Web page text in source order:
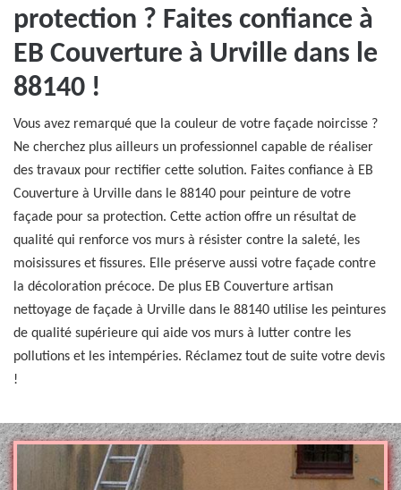
protection ? Faites confiance à
EB Couverture à Urville dans le
88140 !
Vous avez remarqué que la couleur de votre façade noircisse ?
Ne cherchez plus ailleurs un professionnel capable de réaliser
des travaux pour rectifier cette solution. Faites confiance à EB
Couverture à Urville dans le 88140 pour peinture de votre
façade pour sa protection. Cette action offre un résultat de
qualité qui renforce vos murs à résister contre la saleté, les
moisissures et fissures. Elle préserve aussi votre façade contre
la décoloration précoce. De plus EB Couverture artisan
nettoyage de façade à Urville dans le 88140 utilise les peintures
de qualité supérieure qui aide vos murs à lutter contre les
pollutions et les intempéries. Réclamez tout de suite votre devis
!